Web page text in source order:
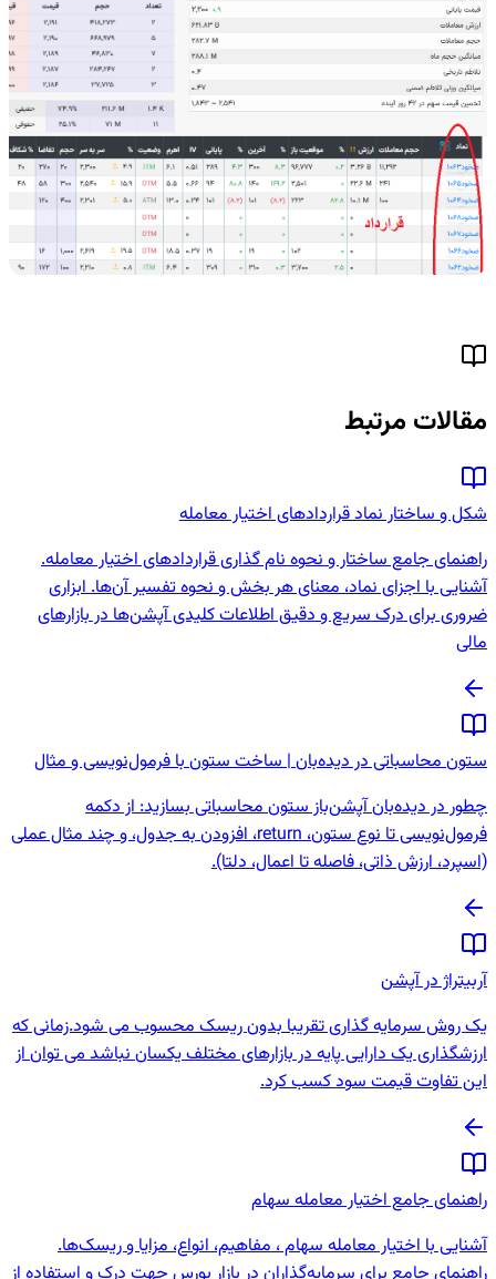
مقالات مرتبط
شکل و ساختار نماد قراردادهای اختیار معامله
راهنمای جامع ساختار و نحوه نام گذاری قراردادهای اختیار معامله.
آشنایی با اجزای نماد، معنای هر بخش و نحوه تفسیر آن‌ها. ابزاری
ضروری برای درک سریع و دقیق اطلاعات کلیدی آپشن‌ها در بازارهای
مالی
ستون محاسباتی در دیده‌بان | ساخت ستون با فرمول‌نویسی و مثال
چطور در دیده‌بان آپشن‌باز ستون محاسباتی بسازید: از دکمه
فرمول‌نویسی تا نوع ستون، return، افزودن به جدول، و چند مثال عملی
(اسپرد، ارزش ذاتی، فاصله تا اعمال، دلتا).
آربیتراژ در آپشن
یک روش سرمایه گذاری تقریبا بدون ریسک محسوب می شود.زمانی که
ارزشگذاری یک دارایی پایه در بازارهای مختلف یکسان نباشد می توان از
این تفاوت قیمت سود کسب کرد.
راهنمای جامع اختیار معامله سهام
آشنایی با اختیار معامله سهام ، مفاهیم، انواع، مزایا و ریسک‌ها.